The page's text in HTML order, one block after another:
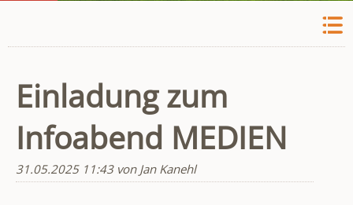
Einladung zum
Infoabend MEDIEN
31.05.2025 11:43von Jan Kanehl